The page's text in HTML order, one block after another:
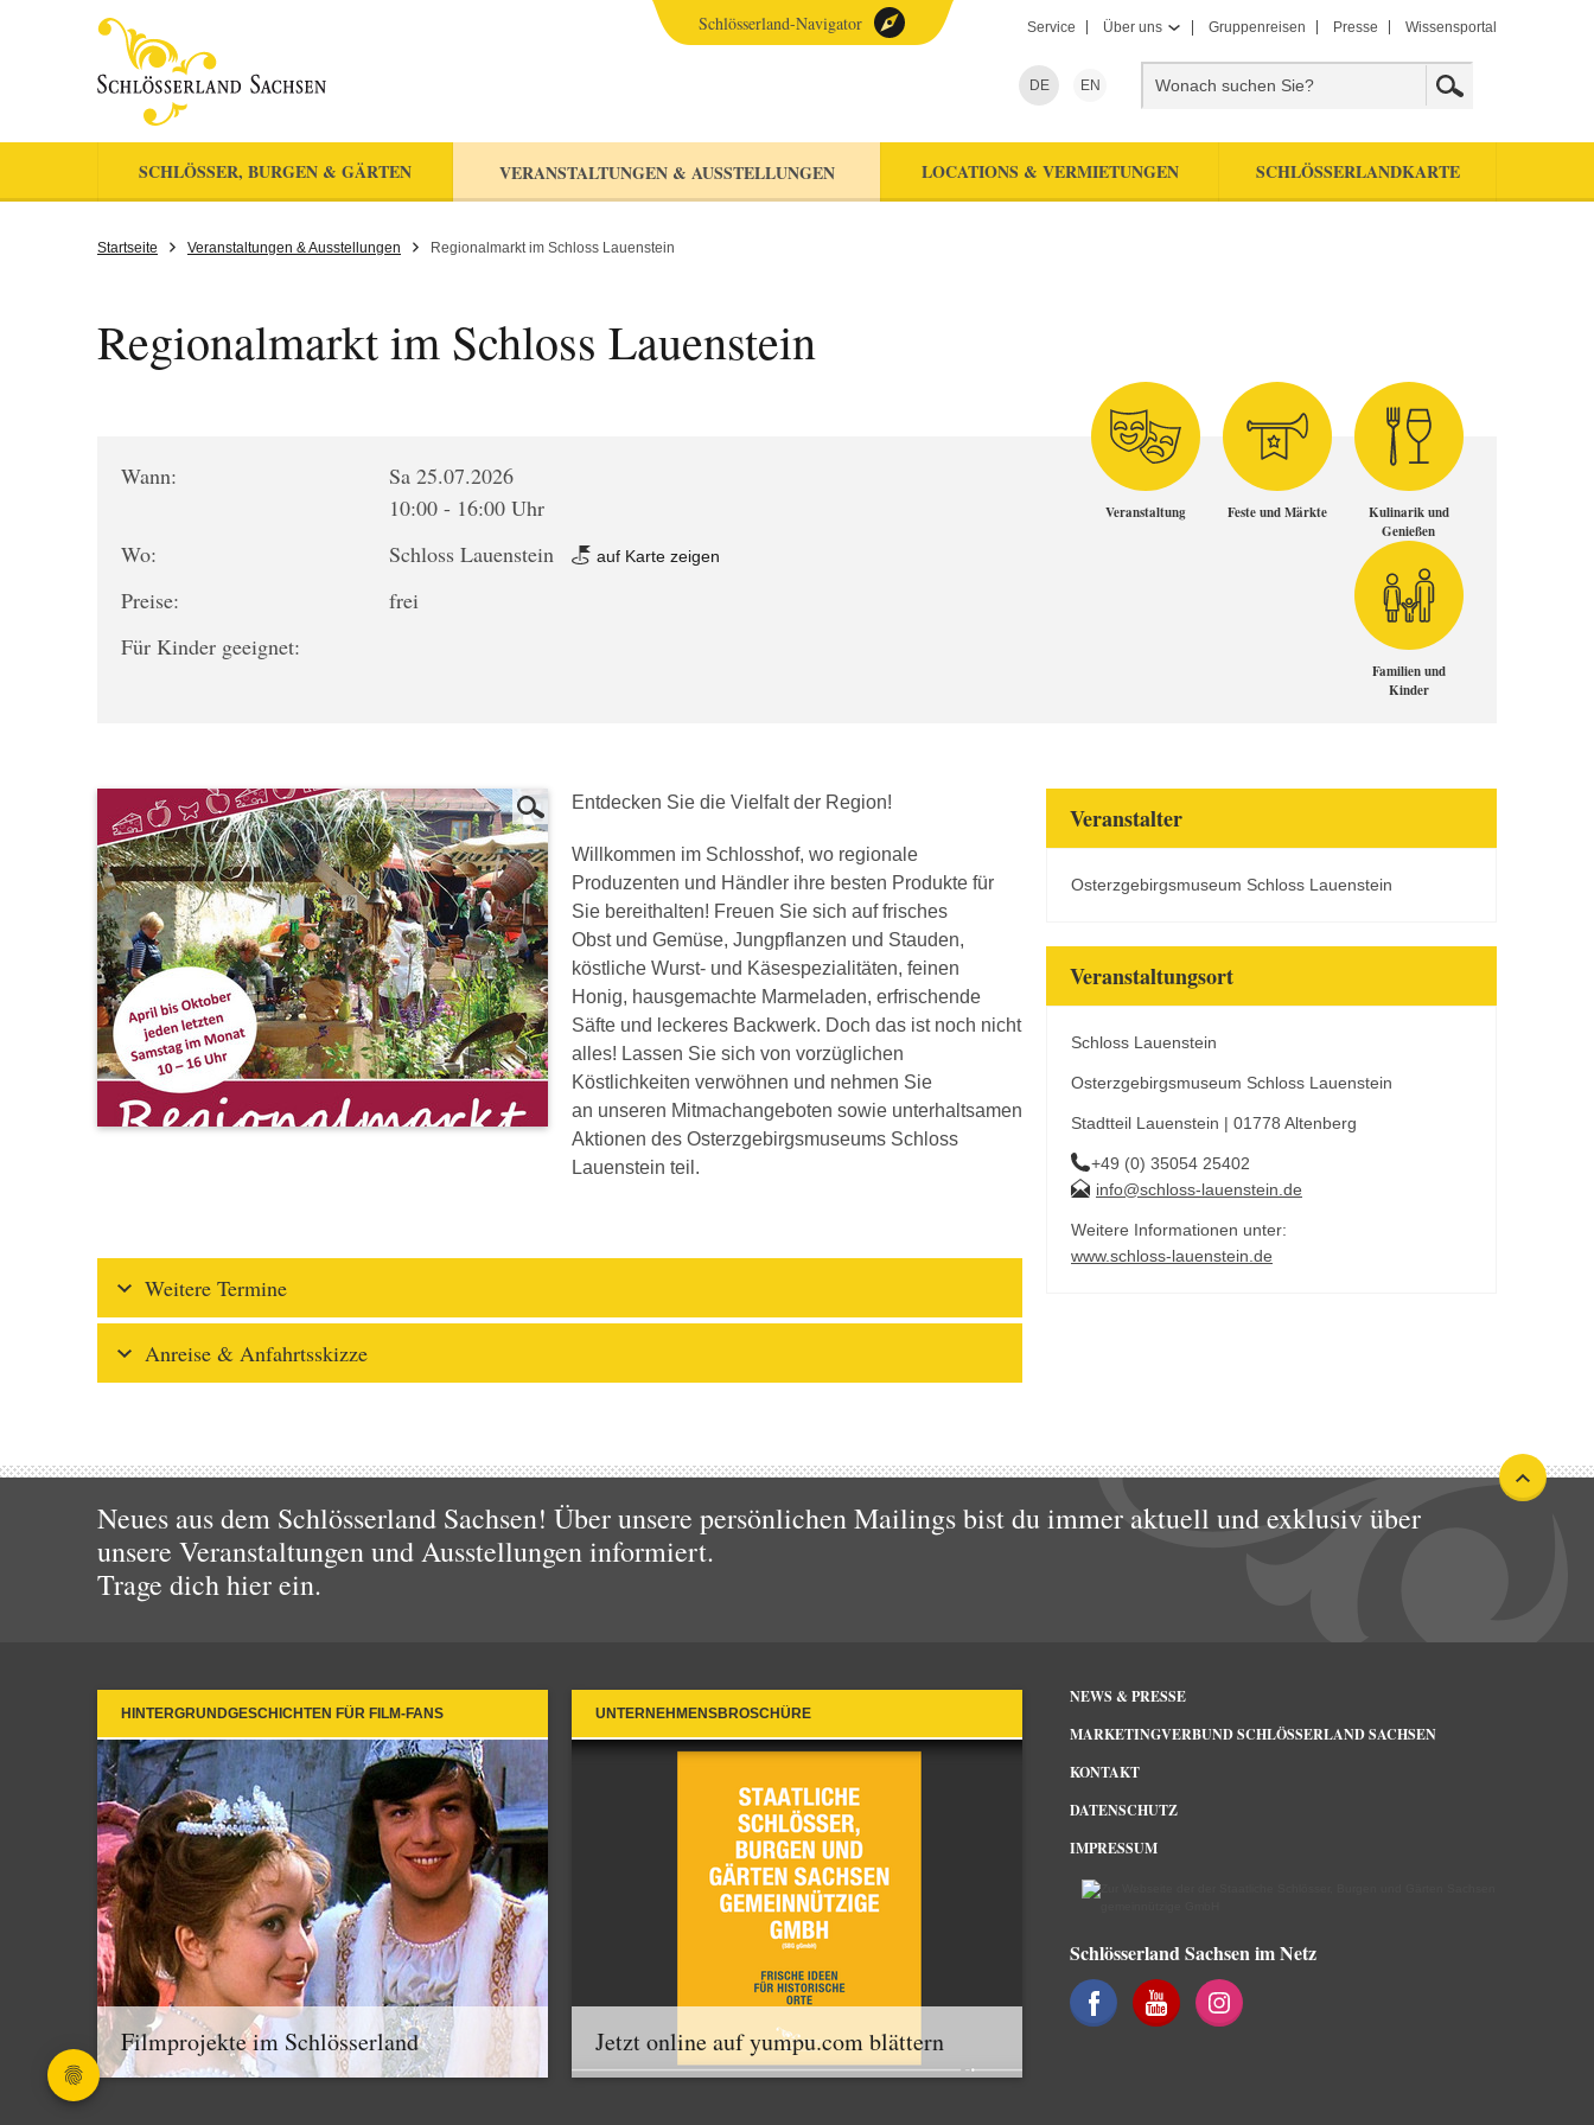
Service Über uns Gruppenreisen Presse Wissensportal
DE EN
SCHLÖSSER, BURGEN & GÄRTEN VERANSTALTUNGEN & AUSSTELLUNGEN LOCATIONS & VERMIETUNGEN SCHLÖSSERLANDKARTE
Schlösserland-Navigator
Startseite Veranstaltungen & Ausstellungen Regionalmarkt im Schloss Lauenstein
Regionalmarkt im Schloss Lauenstein
Wann:
Sa 25.07.2026
10:00 - 16:00 Uhr
Wo:
Schloss Lauenstein auf Karte zeigen
Preise:
frei
Für Kinder geeignet:
Veranstaltung Feste und Märkte
Kulinarik und
Genießen
Familien und
Kinder
Entdecken Sie die Vielfalt der Region!
Willkommen im Schlosshof, wo regionale
Produzenten und Händler ihre besten Produkte für
Sie bereithalten! Freuen Sie sich auf frisches
Obst und Gemüse, Jungpflanzen und Stauden,
köstliche Wurst- und Käsespezialitäten, feinen
Honig, hausgemachte Marmeladen, erfrischende
Säfte und leckeres Backwerk. Doch das ist noch nicht
alles! Lassen Sie sich von vorzüglichen
Köstlichkeiten verwöhnen und nehmen Sie
an unseren Mitmachangeboten sowie unterhaltsamen
Aktionen des Osterzgebirgsmuseums Schloss
Lauenstein teil.
Weitere Termine
Anreise & Anfahrtsskizze
Veranstalter
Osterzgebirgsmuseum Schloss Lauenstein
Veranstaltungsort
Schloss Lauenstein
Osterzgebirgsmuseum Schloss Lauenstein
Stadtteil Lauenstein | 01778 Altenberg
+49 (0) 35054 25402
info@schloss-lauenstein.de
Weitere Informationen unter:
www.schloss-lauenstein.de
Neues aus dem Schlösserland Sachsen! Über unsere persönlichen Mailings bist du immer aktuell und exklusiv über
unsere Veranstaltungen und Ausstellungen informiert.
Trage dich hier ein.
HINTERGRUNDGESCHICHTEN FÜR FILM-FANS
Filmprojekte im Schlösserland
UNTERNEHMENSBROSCHÜRE
Jetzt online auf yumpu.com blättern
NEWS & PRESSE
MARKETINGVERBUND SCHLÖSSERLAND SACHSEN
KONTAKT
DATENSCHUTZ
IMPRESSUM
Schlösserland Sachsen im Netz